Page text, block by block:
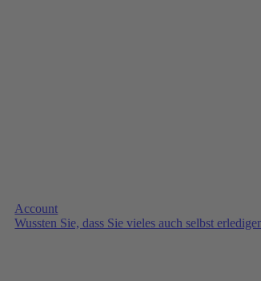
Account
Wussten Sie, dass Sie vieles auch selbst